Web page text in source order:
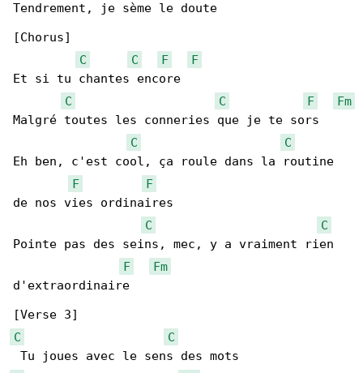
Tendrement, je sème le doute
[Chorus]
C
C F
F
Et si tu chantes encore
C
C F
Fm
Malgré toutes les conneries que je tе sors
C
C
Eh ben, c'est cool, ça roule dans la routinе
F
F
de nos vies ordinaires
C
C
Pointe pas des seins, mec, y a vraiment rien
F
Fm
d'extraordinaire
C
C